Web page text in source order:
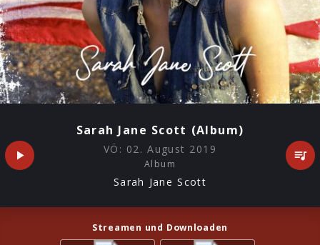
Sarah Jane Scott (Album)
VÖ: 02. August 2019
Album
Sarah Jane Scott
Streamen und Downloaden